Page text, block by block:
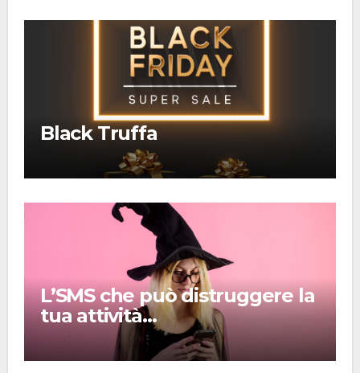
Black Truffa
L’SMS che può distruggere la
tua attività…